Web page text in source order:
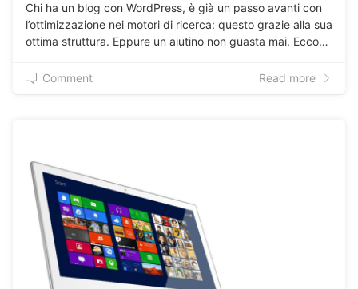
Chi ha un blog con WordPress, è già un passo avanti con
l’ottimizzazione nei motori di ricerca: questo grazie alla sua
ottima struttura. Eppure un aiutino non guasta mai. Ecco…
Comment Read more